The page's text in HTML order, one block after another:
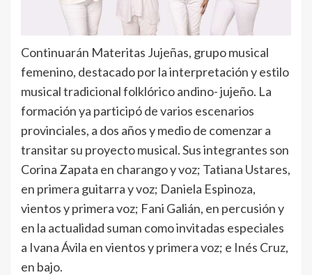
Continuarán Materitas Jujeñas, grupo musical
femenino, destacado por la interpretación y estilo
musical tradicional folklórico andino- jujeño. La
formación ya participó de varios escenarios
provinciales, a dos años y medio de comenzar a
transitar su proyecto musical. Sus integrantes son
Corina Zapata en charango y voz; Tatiana Ustares,
en primera guitarra y voz; Daniela Espinoza,
vientos y primera voz; Fani Galián, en percusión y
en la actualidad suman como invitadas especiales
a Ivana Ávila en vientos y primera voz; e Inés Cruz,
en bajo.